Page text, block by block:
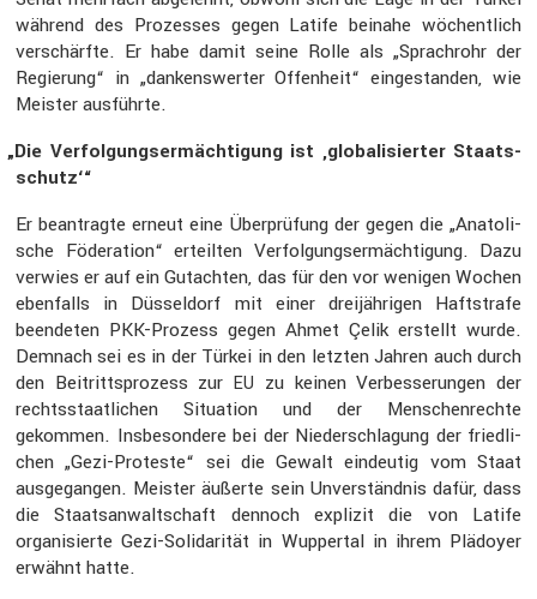
während des Prozesses gegen Latife beinahe wöchent­lich
verschärfte. Er habe damit seine Rolle als „Sprach­rohr der
Regie­rung“ in „dankens­werter Offen­heit“ einge­standen, wie
Meister ausführte.
„Die Verfol­gungs­er­mäch­ti­gung ist ‚globa­li­sierter Staats­
schutz‘“
Er beantragte erneut eine Überprü­fung der gegen die „Anato­li­
sche Födera­tion“ erteilten Verfol­gungs­er­mäch­ti­gung. Dazu
verwies er auf ein Gutachten, das für den vor wenigen Wochen
ebenfalls in Düssel­dorf mit einer dreijäh­rigen Haftstrafe
beendeten PKK-Prozess gegen Ahmet Çelik erstellt wurde.
Demnach sei es in der Türkei in den letzten Jahren auch durch
den Beitritts­pro­zess zurEU zu keinen Verbes­se­rungen der
rechts­staat­li­chen Situa­tion und der Menschen­rechte
gekommen. Insbe­son­dere bei der Nieder­schla­gung der fried­li­
chen „Gezi-Proteste“ sei die Gewalt eindeutig vom Staat
ausge­gangen. Meister äußerte sein Unver­ständnis dafür, dass
die Staats­an­walt­schaft dennoch explizit die von Latife
organi­sierte Gezi-Solida­rität in Wuppertal in ihrem Plädoyer
erwähnt hatte.